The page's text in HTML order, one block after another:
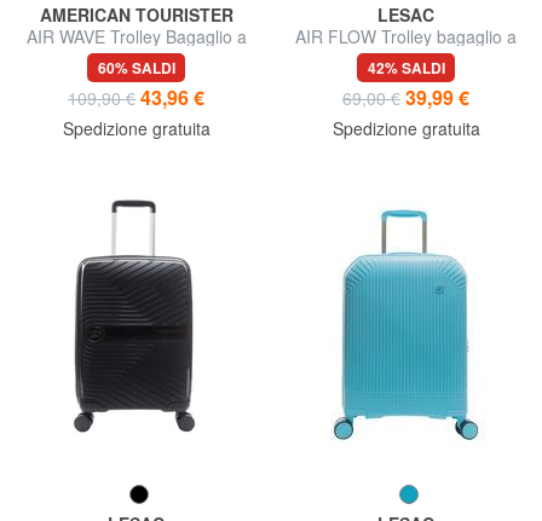
AMERICAN TOURISTER
AIR WAVE Trolley Bagaglio a
Mano
60% SALDI
109,90 € 43,96 €
Spedizione gratuita
LESAC
AIR FLOW Trolley bagaglio a
mano
42% SALDI
69,00 € 39,99 €
Spedizione gratuita